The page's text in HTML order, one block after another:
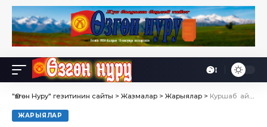
Font
Resizer
Өө
"Өзгөн Нуру" гезитинин сайты > Жазмалар > Жарыялар > Куршаб айылдык кеңешинин (VIII чакырылышынын ) I уюштуруу отурумунун ТОКТОМДОРУ
ЖАРЫЯЛАР